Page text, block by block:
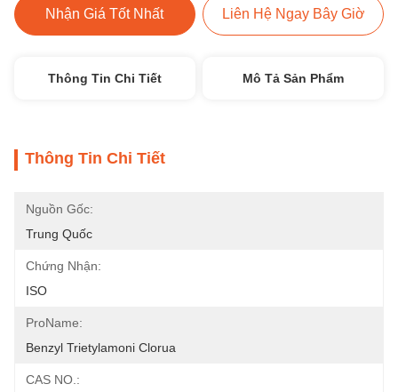
Nhận Giá Tốt Nhất Liên Hệ Ngay Bây Giờ
Thông Tin Chi Tiết Mô Tả Sản Phẩm
Thông Tin Chi Tiết
Nguồn Gốc:
Trung Quốc
Chứng Nhận:
ISO
ProName:
Benzyl Trietylamoni Clorua
CAS NO.: